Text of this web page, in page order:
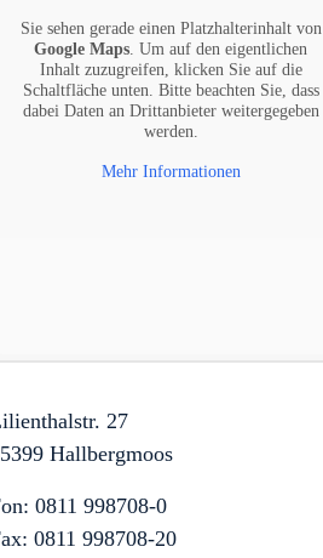
Sie sehen gerade einen Platzhalterinhalt von
Google Maps. Um auf den eigentlichen
Inhalt zuzugreifen, klicken Sie auf die
Schaltfläche unten. Bitte beachten Sie, dass
dabei Daten an Drittanbieter weitergegeben
werden.
Mehr Informationen
27
Hallbergmoos
0811 998708-0
0811 998708-20